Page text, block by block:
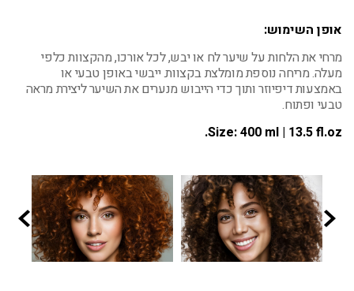
אופן השימוש:
מרחי את הלחות על שיער לח או יבש, לכל אורכו, מהקצוות כלפי
מעלה. מריחה נוספת מומלצת בקצוות. ייבשי באופן טבעי או
באמצעות דיפיוזר ותוך כדי הייבוש מנערים את השיער ליצירת מראה
טבעי ופתוח.
Size:400 ml | 13.5 fl.oz.